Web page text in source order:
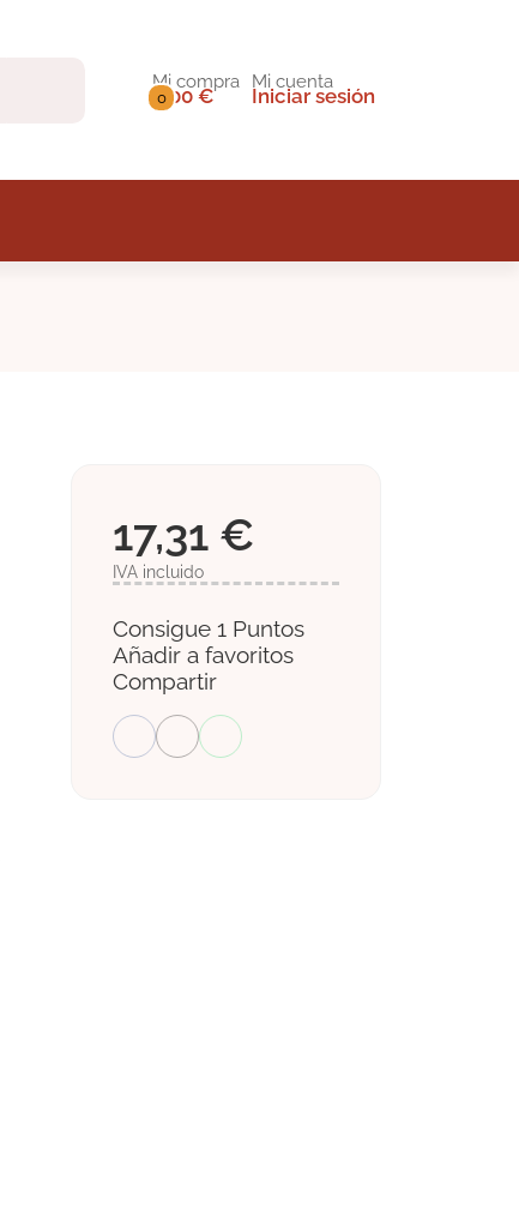
0
Mi compra
0,00 €
Mi cuenta
Iniciar sesión
17,31 €
IVA incluido
Consigue 1 Puntos
Añadir a favoritos
Compartir